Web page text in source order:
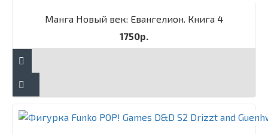
Манга Новый век: Евангелион. Книга 4
1750р.